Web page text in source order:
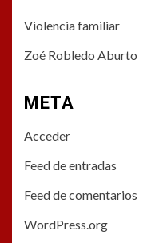
Violencia familiar
Zoé Robledo Aburto
META
Acceder
Feed de entradas
Feed de comentarios
WordPress.org